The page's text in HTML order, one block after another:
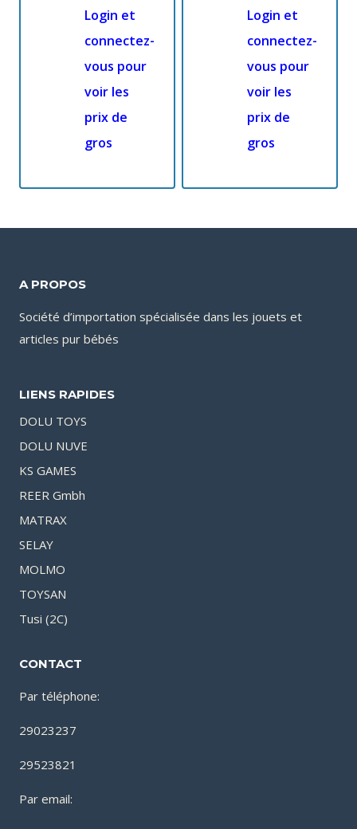
Login et
connectez-
vous pour
voir les
prix de
gros
Login et
connectez-
vous pour
voir les
prix de
gros
A PROPOS
Société d’importation spécialisée dans les jouets et
articles pur bébés
LIENS RAPIDES
DOLU TOYS
DOLU NUVE
KS GAMES
REER Gmbh
MATRAX
SELAY
MOLMO
TOYSAN
Tusi (2C)
CONTACT
Par téléphone:
29023237
29523821
Par email: